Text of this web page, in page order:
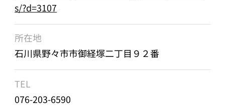
s/?d=3107
所在地
石川県野々市市御経塚二丁目９２番
TEL
076-203-6590